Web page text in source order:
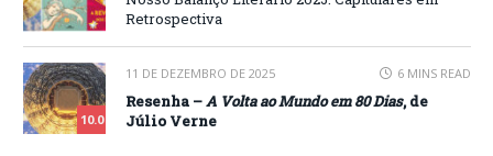
Retrospectiva
10.0
11 DE DEZEMBRO DE 2025 6 MINS READ
Resenha –A Volta ao Mundo em 80 Dias, de
Júlio Verne